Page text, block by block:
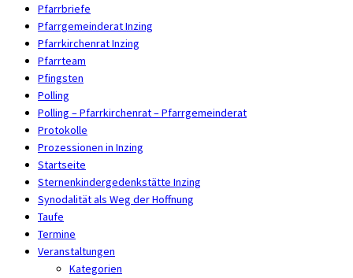
Pfarrbriefe
Pfarrgemeinderat Inzing
Pfarrkirchenrat Inzing
Pfarrteam
Pfingsten
Polling
Polling – Pfarrkirchenrat – Pfarrgemeinderat
Protokolle
Prozessionen in Inzing
Startseite
Sternenkindergedenkstätte Inzing
Synodalität als Weg der Hoffnung
Taufe
Termine
Veranstaltungen
Kategorien